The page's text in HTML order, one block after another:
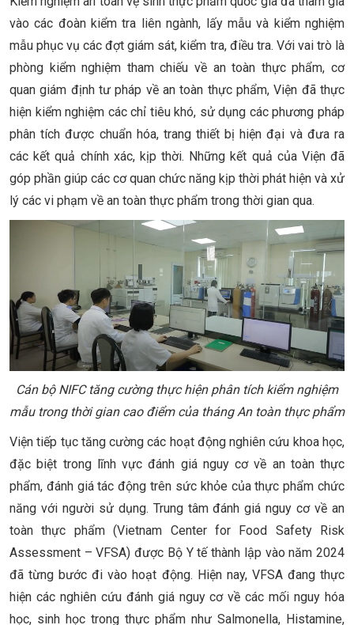
vào các đoàn kiểm tra liên ngành, lấy mẫu và kiểm nghiệm
mẫu phục vụ các đợt giám sát, kiểm tra, điều tra. Với vai trò là
phòng kiểm nghiệm tham chiếu về an toàn thực phẩm, cơ
quan giám định tư pháp về an toàn thực phẩm, Viện đã thực
hiện kiểm nghiệm các chỉ tiêu khó, sử dụng các phương pháp
phân tích được chuẩn hóa, trang thiết bị hiện đại và đưa ra
các kết quả chính xác, kịp thời. Những kết quả của Viện đã
góp phần giúp các cơ quan chức năng kịp thời phát hiện và xử
lý các vi phạm về an toàn thực phẩm trong thời gian qua.
Cán bộ NIFC tăng cường thực hiện phân tích kiểm nghiệm
mẫu trong thời gian cao điểm của tháng An toàn thực phẩm
Viện tiếp tục tăng cường các hoạt động nghiên cứu khoa học,
đặc biệt trong lĩnh vực đánh giá nguy cơ về an toàn thực
phẩm, đánh giá tác động trên sức khỏe của thực phẩm chức
năng với người sử dụng. Trung tâm đánh giá nguy cơ về an
toàn thực phẩm (Vietnam Center for Food Safety Risk
Assessment – VFSA) được Bộ Y tế thành lập vào năm 2024
đã từng bước đi vào hoạt động. Hiện nay, VFSA đang thực
hiện các nghiên cứu đánh giá nguy cơ về các mối nguy hóa
học, sinh học trong thực phẩm như Salmonella, Histamine,